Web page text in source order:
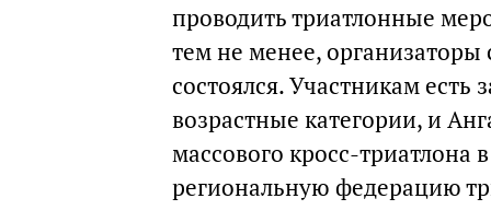
проводить триатлонные
тем не менее,
состоялся. Участникам есть
возрастные категории, и
массового кросс-триатлона
региональную федерацию